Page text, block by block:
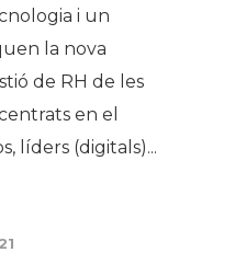
i un
la nova
de RH de les
en el
líders (digitals)...